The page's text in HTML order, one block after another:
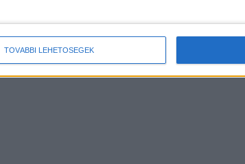
TOVÁBBI LEHETŐSÉGEK